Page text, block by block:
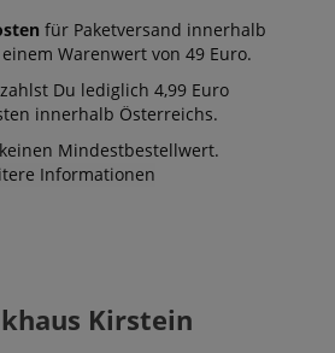
für Paketversand innerhalb
Warenwert von 49 Euro.
Du lediglich 4,99 Euro
innerhalb Österreichs.
Mindestbestellwert.
Informationen
Kirstein